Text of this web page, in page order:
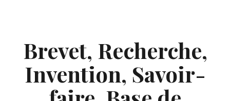
Brevet, Recherche,
Invention, Savoir-